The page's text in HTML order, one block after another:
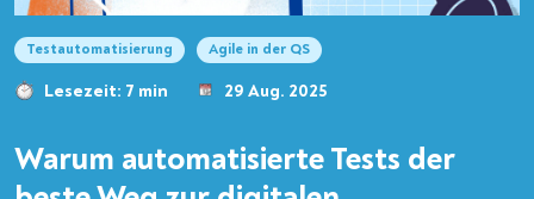
Testautomatisierung Agile in der QS
Lesezeit: 7 min 29 Aug. 2025
Warum automatisierte Tests der